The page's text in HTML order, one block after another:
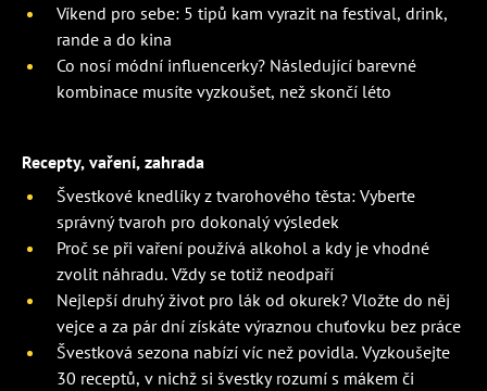
Víkend pro sebe: 5 tipů kam vyrazit na festival, drink,
rande a do kina
Co nosí módní influencerky? Následující barevné
kombinace musíte vyzkoušet, než skončí léto
Recepty, vaření, zahrada
Švestkové knedlíky z tvarohového těsta: Vyberte
správný tvaroh pro dokonalý výsledek
Proč se při vaření používá alkohol a kdy je vhodné
zvolit náhradu. Vždy se totiž neodpaří
Nejlepší druhý život pro lák od okurek? Vložte do něj
vejce a za pár dní získáte výraznou chuťovku bez práce
Švestková sezona nabízí víc než povidla. Vyzkoušejte
30 receptů, v nichž si švestky rozumí s mákem či